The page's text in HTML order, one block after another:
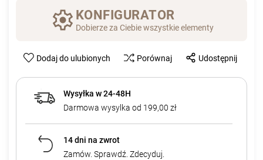
KONFIGURATOR
Dobierze za Ciebie wszystkie elementy
Dodaj do ulubionych Porównaj Udostępnij
Wysyłka w 24-48H
Darmowa wysylka od 199,00 zł
14 dni na zwrot
Zamów. Sprawdź. Zdecyduj.